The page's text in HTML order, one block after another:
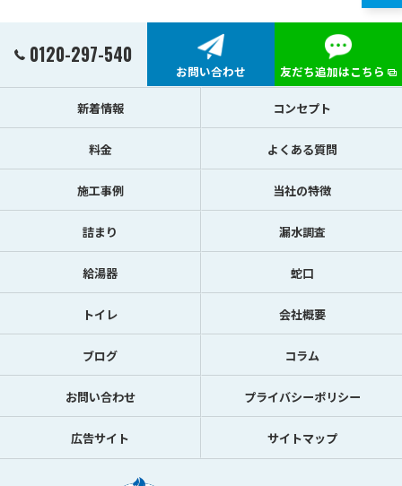
0120-297-540
お問い合わせ 友だち追加はこちら
新着情報 コンセプト
料金 よくある質問
施工事例 当社の特徴
詰まり 漏水調査
給湯器 蛇口
トイレ 会社概要
ブログ コラム
お問い合わせ プライバシーポリシー
広告サイト サイトマップ